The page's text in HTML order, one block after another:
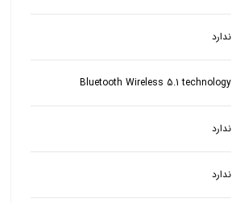
ندارد
Bluetooth Wireless 5.1 technology
ندارد
ندارد